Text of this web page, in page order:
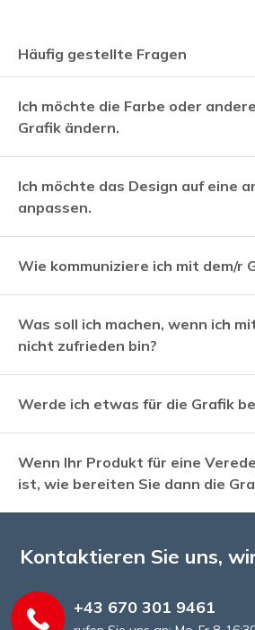
Häufig gestellte Fragen
Ich möchte die Farbe oder
Grafik ändern.
Ich möchte das Design auf eine
anpassen.
Wie kommuniziere ich mit dem/r
Was soll ich machen, wenn ich
nicht zufrieden bin?
Werde ich etwas für die Grafik
Wenn Ihr Produkt für eine
ist, wie bereiten Sie dann die
Kontaktieren Sie uns,
+43 670 301 9461